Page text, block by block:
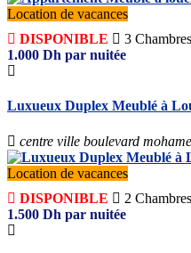
Location de vacances
DISPONIBLE
3 Chambres
1.000 Dh par nuitée
Luxueux Duplex Meublé à
centre ville boulevard
Location de vacances
DISPONIBLE
2 Chambres
1.500 Dh par nuitée